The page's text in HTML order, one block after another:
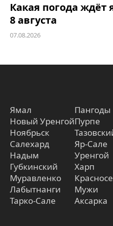
Какая погода ждёт
8 августа
07.08.2026
Ямал
Новый Уренгой
Ноябрьск
Салехард
Надым
Губкинский
Муравленко
Лабытнанги
Тарко-Сале
Пангоды
Пурпе
Яр-Сале
Уренгой
Харп
Мужи
Аксарка